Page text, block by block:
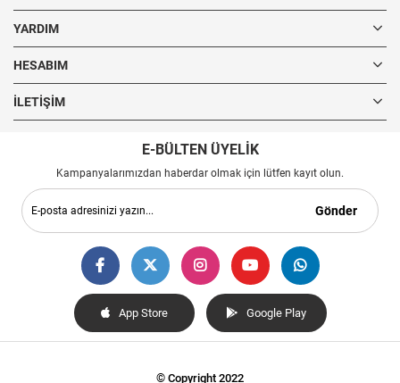
YARDIM
HESABIM
İLETIŞIM
E-BÜLTEN ÜYELİK
Kampanyalarımızdan haberdar olmak için lütfen kayıt olun.
Gönder
App Store Google Play
© Copyright 2022